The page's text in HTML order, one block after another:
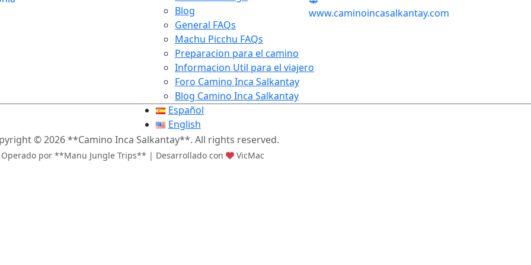
Blog
General FAQs
Machu Picchu FAQs
Preparacion para el camino
Informacion Util para el viajero
Foro Camino Inca Salkantay
Blog Camino Inca Salkantay
Español
English
www.caminoincasalkantay.com
©2026 **Camino Inca Salkantay**. All rights reserved.
Operado por **Manu Jungle Trips** | Desarrollado con VicMac